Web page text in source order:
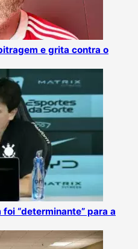
e grita contra o
“determinante” para a